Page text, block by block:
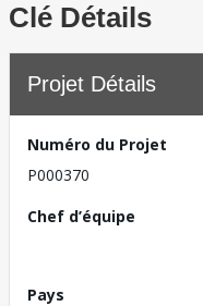
Clé Détails
Projet Détails
Numéro du Projet
P000370
Chef d’équipe
Pays